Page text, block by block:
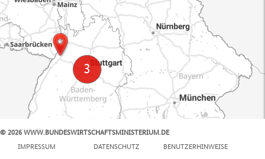
© 2026 WWW.BUNDESWIRTSCHAFTSMINISTERIUM.DE
IMPRESSUM
DATENSCHUTZ BENUTZERHINWEISE